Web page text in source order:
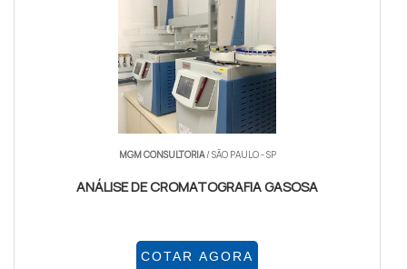
MGM CONSULTORIA/ SÃO PAULO - SP
ANÁLISE DE CROMATOGRAFIA GASOSA
COTAR AGORA